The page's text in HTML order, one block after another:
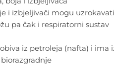
i izbjeljivači mogu
pa čak i respiratorni sustav
iz petroleja (nafta) i ima